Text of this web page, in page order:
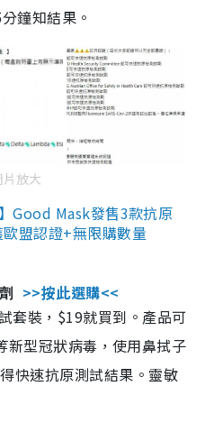
鐘知結果。
放大
Good Mask發售3款抗原
盟認證+無限購數量
>>按此選購<<
套裝，$19就買到。產品可
型冠狀病毒，使用鼻拭子
快速抗原測試結果。靈敏